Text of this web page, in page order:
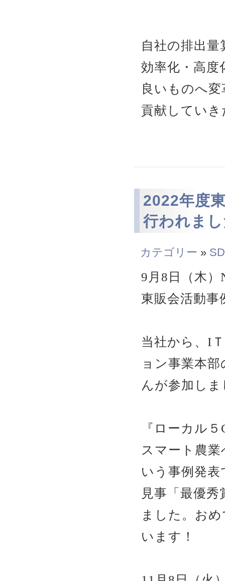
自社の排出量
効率化・高
良いものへ
貢献してい
​2022年度
行われま
カテゴリー »
9月8日（木
東販会活動事
当社から、I
ョン事業本
んが参加し
『ローカル
スマート農
いう事例発表
見事「最優
ました。お
います！